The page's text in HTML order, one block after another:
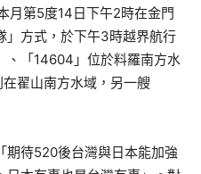
月第5度14日下午2時在金門
」方式，於下午3時越界航行
、「14604」位於料羅南方水
翟山南方水域，另一艘
期待520後台灣與日本能加強